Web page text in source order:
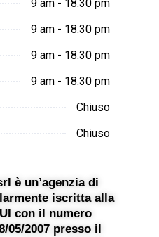
9 am - 18.30 pm
9 am - 18.30 pm
9 am - 18.30 pm
9 am - 18.30 pm
Chiuso
Chiuso
è un’agenzia di
iscritta alla
con il numero
05/2007 presso il